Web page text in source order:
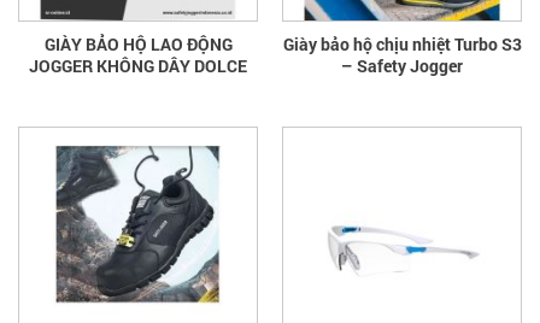
GIÀY BẢO HỘ LAO ĐỘNG
JOGGER KHÔNG DÂY DOLCE
Giày bảo hộ chịu nhiệt Turbo S3
– Safety Jogger